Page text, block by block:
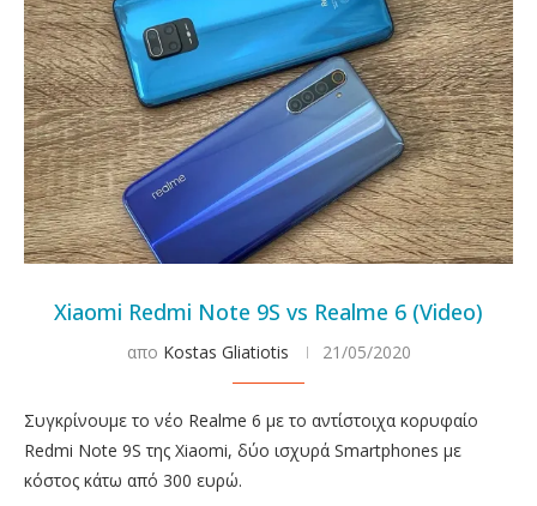
Xiaomi Redmi Note 9S vs Realme 6 (Video)
απο Kostas Gliatiotis 21/05/2020
Συγκρίνουμε το νέο Realme 6 με το αντίστοιχα κορυφαίο
Redmi Note 9S της Xiaomi, δύο ισχυρά Smartphones με
κόστος κάτω από 300 ευρώ.